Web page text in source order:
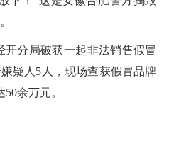
分局破获一起非法销售假冒
疑人5人，现场查获假冒品牌
余万元。